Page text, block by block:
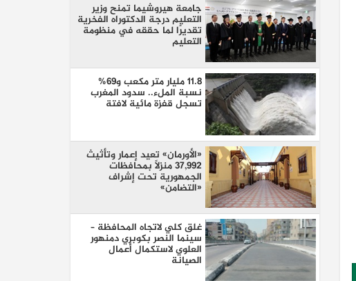
جامعة هيروشيما تمنح وزير
التعليم درجة الدكتوراه الفخرية
تقديرًا لما حققه في منظومة
التعليم
11.8 مليار متر مكعب و69%
نسبة الملء.. سدود المغرب
تسجل قفزة مائية لافتة
«الأورمان» تعيد إعمار وتأثيث
37,992 منزلًا بمحافظات
الجمهورية تحت إشراف
«التضامن»
غلق كلي لاتجاه المحافظة –
سينما النصر بكوبري دمنهور
العلوي لاستكمال أعمال
الصيانة